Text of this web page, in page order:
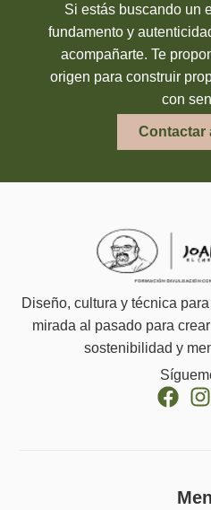
Si estás buscando un
fundamento y
acompañarte. Te
origen para construir
con
Contactar
Diseño, cultura y técnica
mirada al pasado para
sostenibilidad y